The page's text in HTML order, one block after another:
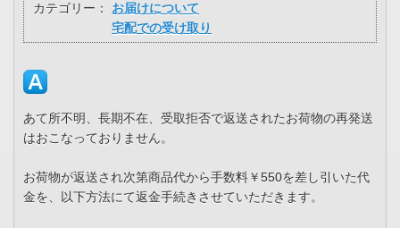
カテゴリー：
お届けについて
宅配での受け取り
あて所不明、長期不在、受取拒否で返送されたお荷物の再発送
はおこなっておりません。
お荷物が返送され次第商品代から手数料￥550を差し引いた代
金を、以下方法にて返金手続きさせていただきます。